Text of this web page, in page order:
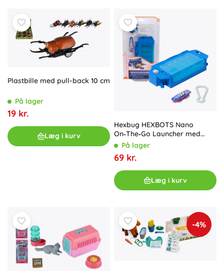
Plastbille med pull-back 10 cm
På lager
19 kr.
Læg i kurv
Hexbug HEXBOTS Nano
On‑The‑Go Launcher med
mikro‑robot
På lager
69 kr.
Læg i kurv
-4%